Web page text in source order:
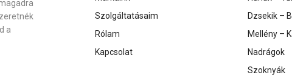
a
Szolgáltatásaim
Rólam
Kapcsolat
Dzsekik –
Mellény –
Nadrágok
Szoknyák